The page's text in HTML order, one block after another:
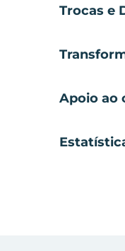
Trocas e
Apoio ao